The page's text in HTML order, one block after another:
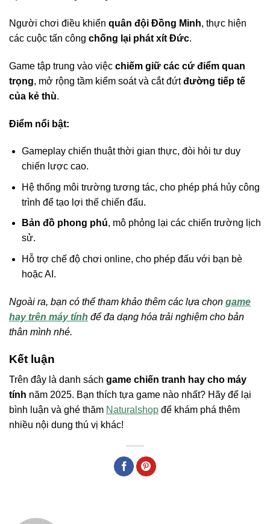
Người chơi điều khiển quân đội Đồng Minh, thực hiện
các cuộc tấn công chống lại phát xít Đức.
Game tập trung vào việc chiếm giữ các cứ điểm quan
trọng, mở rộng tầm kiểm soát và cắt đứtđường tiếp tế
của kẻ thù.
Điểm nổi bật:
Gameplay chiến thuật thời gian thực, đòi hỏi tư duy
chiến lược cao.
Hệ thống môi trường tương tác, cho phép phá hủy công
trình để tạo lợi thế chiến đấu.
Bản đồ phong phú, mô phỏng lại các chiến trường lịch
sử.
Hỗ trợ chế độ chơi online, cho phép đấu với bạn bè
hoặc AI.
Ngoài ra, bạn có thể tham khảo thêm các lựa chọn game
hay trên máy tính để đa dạng hóa trải nghiệm cho bản
thân mình nhé.
Kết luận
Trên đây là danh sách game chiến tranh hay cho máy
tính năm 2025. Bạn thích tựa game nào nhất? Hãy để lại
bình luận và ghé thăm Naturalshop để khám phá thêm
nhiều nội dung thú vị khác!